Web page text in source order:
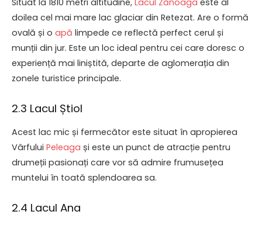
Situat la 1810 metri altitudine, Lacul Zănoaga este al
doilea cel mai mare lac glaciar din Retezat. Are o formă
ovală și o apă limpede ce reflectă perfect cerul și
munții din jur. Este un loc ideal pentru cei care doresc o
experiență mai liniștită, departe de aglomerația din
zonele turistice principale.
2.3 Lacul Știol
Acest lac mic și fermecător este situat în apropierea
Vârfului Peleaga și este un punct de atracție pentru
drumeții pasionați care vor să admire frumusețea
muntelui în toată splendoarea sa.
2.4 Lacul Ana